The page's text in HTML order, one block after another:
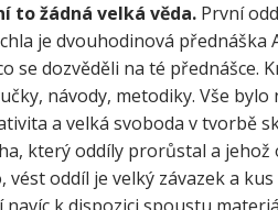
to žádná velká věda. První
je dvouhodinová přednáška
se dozvěděli na té přednášce.
návody, metodiky. Vše
a velká svoboda v tvorbě
který oddíly prorůstal a jehož
vést oddíl je velký závazek a